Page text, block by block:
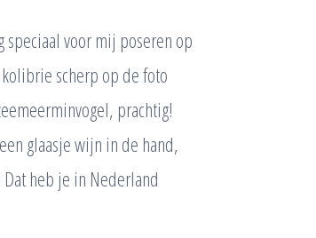
voor mij poseren op
scherp op de foto
prachtig!
glaasje wijn in de hand,
heb je in Nederland